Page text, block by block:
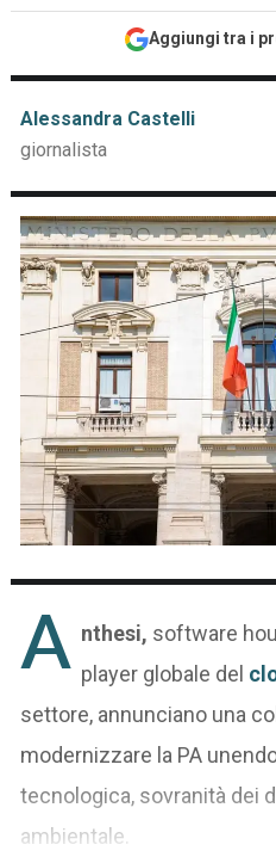
Aggiungi tra i
Alessandra Castelli
giornalista
A nthesi, software
player globale del
settore, annunciano una
modernizzare la PA
tecnologica, sovranità dei
ambientale.